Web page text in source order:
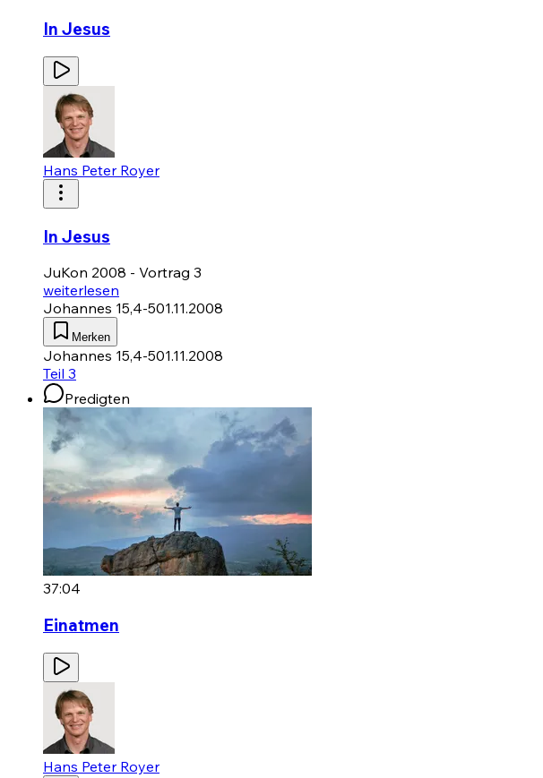
In Jesus
Hans Peter Royer
In Jesus
JuKon 2008 - Vortrag 3
weiterlesen
Johannes 15,4-501.11.2008
Merken
Johannes 15,4-501.11.2008
Teil 3
Predigten
37:04
Einatmen
Hans Peter Royer